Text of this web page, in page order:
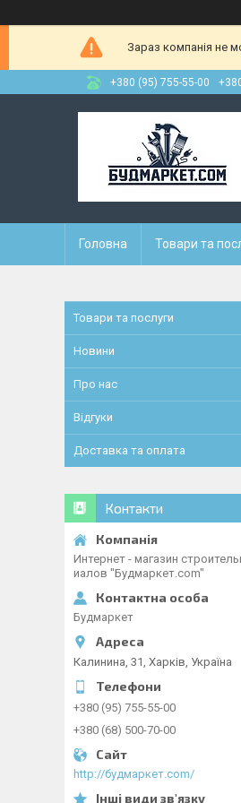
Зараз компанія не
+380 (95) 755-55-00
Головна Товари та
Товари та послуги
Новини
Про нас
Відгуки
Доставка та оплата
Контакти
Интернет - магазин
иалов "Будмаркет.com"
Будмаркет
Калинина, 31, Харків, Україна
+380 (95) 755-55-00
+380 (68) 500-70-00
http://будмаркет.com/